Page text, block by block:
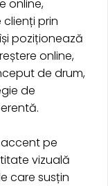
online,
prin
poziționează
online,
de drum,
de
accent pe
vizuală
care susțin